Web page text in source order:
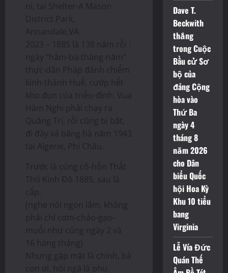
ni, tại Shelter-A Mason
District Park,
Annandale,VA.
2023 – 1885 là 138 năm rồi :
ngày “hăm-ba-tháng-năm”
thực-dân Pháp đánh chiếm
kinh-thành Huế, cướp hết
kho đụn của triều-đình. Vua
Hàm Nghi phải chạy ra
Quảng Trị, rồi cũng bị bắt,
đi đày và băng hà năm 1943
tại Algerie, Phi Châu.
Trước là cúng cô-hồn Thất
Thủ Kinh Đô 1885, sau là
cấp.
(nghe nói ngon lắm, không
phải chỉ cơm-cháo-gạo-
muối như cúng ngày 2 và
16 hàng tháng)
Nhưng gặp mặt là chính, bà
con ơi, hỏi ngã là phụ.
Dave T.
Beckwith
thắng
trong Cuộc
Bầu cử Sơ
bộ của
đảng Cộng
hòa vào
Thứ Ba
ngày 4
tháng 8
năm 2026
cho Dân
biểu Quốc
hội Hoa Kỳ
Khu 10 tiểu
bang
Virginia
Lễ Vía Đức
Quán Thế